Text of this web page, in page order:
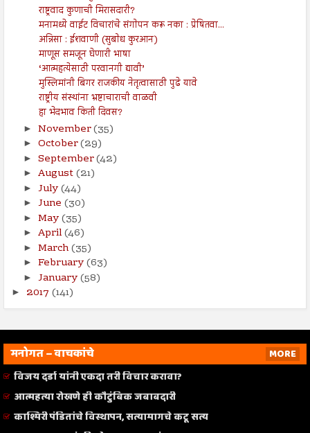
राष्ट्रवाद कुणाची मिरासदारी?
मनामध्ये वाईट विचारांचे संगोपन करू नका : प्रेषितवा...
अन्निसा : ईशवाणी (सुबोध कुरआन)
माणूस समजून घेणारी भाषा
‘आत्महत्येसाठी परवानगी द्यावी’
मुस्लिमांनी बिगर राजकीय नेतृत्वासाठी पुढे यावे
राष्ट्रीय संस्थांना भ्रष्टाचाराची वाळवी
हा भेदभाव किती दिवस?
► November(35)
► October(29)
► September(42)
► August(21)
► July(44)
► June (30)
► May(35)
► April(46)
► March(35)
► February(63)
► January(58)
► 2017 (141)
मनोगत – वाचकांचे
MORE
विजय दर्डा यांनी एकदा तरी विचार करावा?
आत्महत्या रोखणे ही कौटुंबिक जबाबदारी
काश्मिरी पंडितांचे विस्थापन, सत्यामागचे कटू सत्य